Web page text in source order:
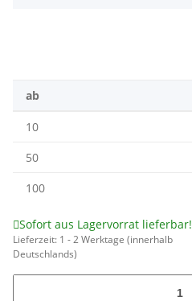
ab
10
50
100
Sofort aus Lagervorrat lieferbar!
Lieferzeit: 1 - 2 Werktage (innerhalb
Deutschlands)